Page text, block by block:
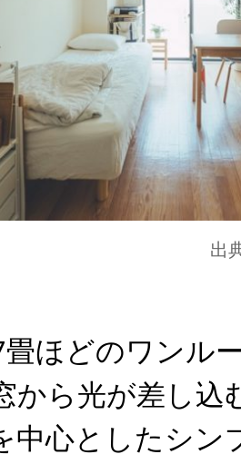
出
ほどのワンル
から光が差し込
中心としたシン